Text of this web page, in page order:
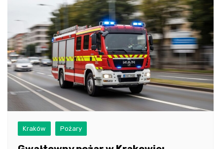
Kraków Pożary